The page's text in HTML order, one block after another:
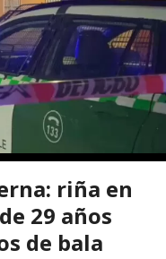
riña en
29 años
de bala